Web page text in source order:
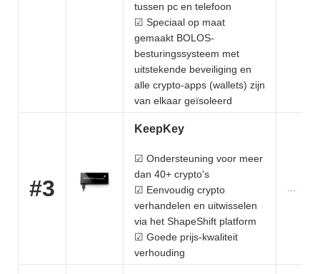
tussen pc en telefoon
☑ Speciaal op maat
gemaakt BOLOS-
besturingssysteem met
uitstekende beveiliging en
alle crypto-apps (wallets) zijn
van elkaar geïsoleerd
#3
KeepKey
☑ Ondersteuning voor meer
dan 40+ crypto's
☑ Eenvoudig crypto
verhandelen en uitwisselen
via het ShapeShift platform
☑ Goede prijs-kwaliteit
verhouding